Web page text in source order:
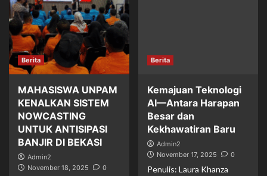
Berita
MAHASISWA UNPAM
KENALKAN SISTEM
NOWCASTING
UNTUK ANTISIPASI
BANJIR DI BEKASI
Admin2
November 18, 2025
0
Berita
Kemajuan Teknologi
AI—Antara Harapan
Besar dan
Kekhawatiran Baru
Admin2
November 17, 2025
0
Penulis: Laura Khanza